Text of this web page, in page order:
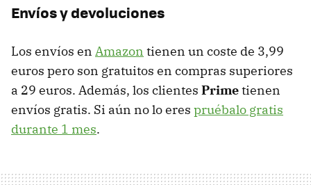
Envíos y devoluciones
Los envíos en Amazon tienen un coste de 3,99
euros pero son gratuitos en compras superiores
a 29 euros. Además, los clientes Primetienen
envíos gratis. Si aún no lo eres pruébalo gratis
durante 1 mes.